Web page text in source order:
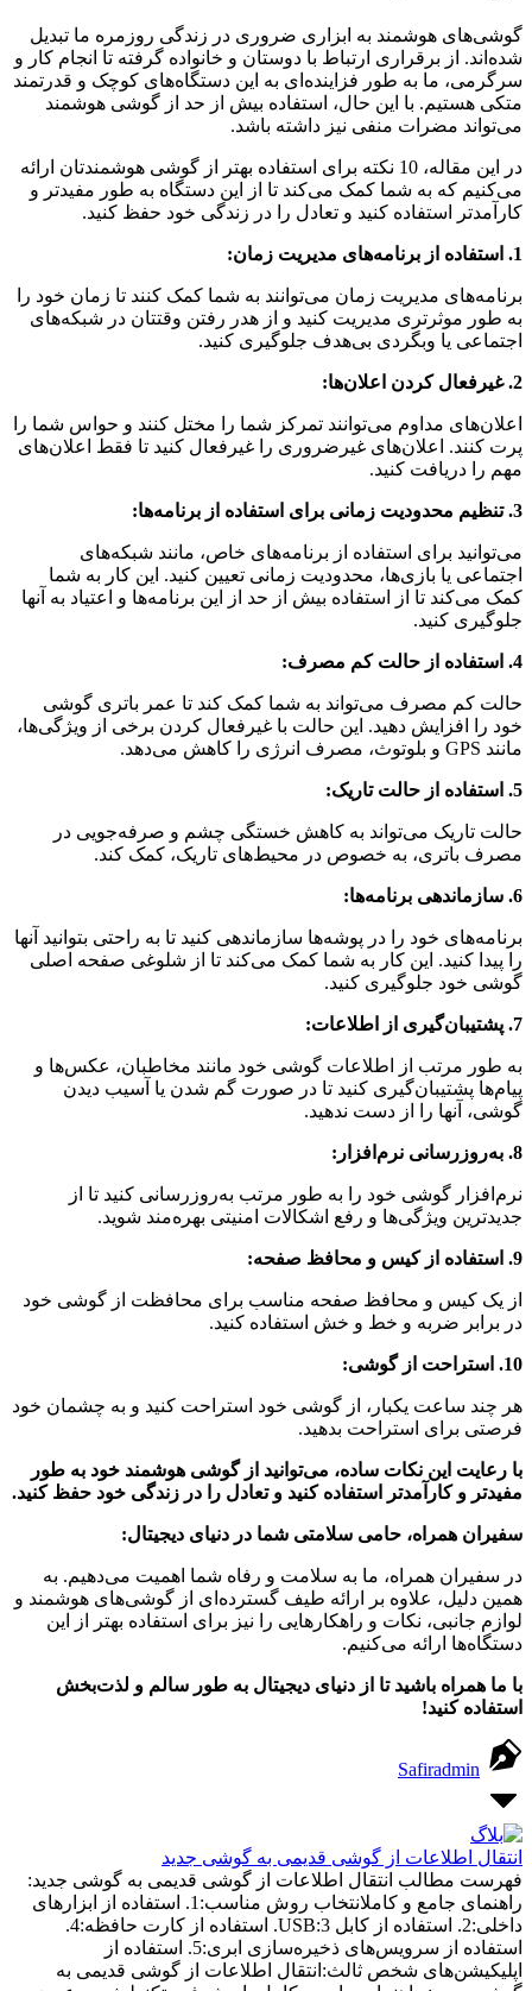
گوشی‌های هوشمند به ابزاری ضروری در زندگی روزمره ما تبدیل
شده‌اند. از برقراری ارتباط با دوستان و خانواده گرفته تا انجام کار و
سرگرمی، ما به طور فزاینده‌ای به این دستگاه‌های کوچک و قدرتمند
متکی هستیم. با این حال، استفاده بیش از حد از گوشی هوشمند
می‌تواند مضرات منفی نیز داشته باشد.
در این مقاله، 10 نکته برای استفاده بهتر از گوشی هوشمندتان ارائه
می‌کنیم که به شما کمک می‌کند تا از این دستگاه به طور مفیدتر و
کارآمدتر استفاده کنید و تعادل را در زندگی خود حفظ کنید.
1. استفاده از برنامه‌های مدیریت زمان:
برنامه‌های مدیریت زمان می‌توانند به شما کمک کنند تا زمان خود را
به طور موثرتری مدیریت کنید و از هدر رفتن وقتتان در شبکه‌های
اجتماعی یا وبگردی بی‌هدف جلوگیری کنید.
2. غیرفعال کردن اعلان‌ها:
اعلان‌های مداوم می‌توانند تمرکز شما را مختل کنند و حواس شما را
پرت کنند. اعلان‌های غیرضروری را غیرفعال کنید تا فقط اعلان‌های
مهم را دریافت کنید.
3. تنظیم محدودیت زمانی برای استفاده از برنامه‌ها:
می‌توانید برای استفاده از برنامه‌های خاص، مانند شبکه‌های
اجتماعی یا بازی‌ها، محدودیت زمانی تعیین کنید. این کار به شما
کمک می‌کند تا از استفاده بیش از حد از این برنامه‌ها و اعتیاد به آنها
جلوگیری کنید.
4. استفاده از حالت کم مصرف:
حالت کم مصرف می‌تواند به شما کمک کند تا عمر باتری گوشی
خود را افزایش دهید. این حالت با غیرفعال کردن برخی از ویژگی‌ها،
مانند GPS و بلوتوث، مصرف انرژی را کاهش می‌دهد.
5. استفاده از حالت تاریک:
حالت تاریک می‌تواند به کاهش خستگی چشم و صرفه‌جویی در
مصرف باتری، به خصوص در محیط‌های تاریک، کمک کند.
6. سازماندهی برنامه‌ها:
برنامه‌های خود را در پوشه‌ها سازماندهی کنید تا به راحتی بتوانید آنها
را پیدا کنید. این کار به شما کمک می‌کند تا از شلوغی صفحه اصلی
گوشی خود جلوگیری کنید.
7. پشتیبان‌گیری از اطلاعات:
به طور مرتب از اطلاعات گوشی خود مانند مخاطبان، عکس‌ها و
پیام‌ها پشتیبان‌گیری کنید تا در صورت گم شدن یا آسیب دیدن
گوشی، آنها را از دست ندهید.
8. به‌روزرسانی نرم‌افزار:
نرم‌افزار گوشی خود را به طور مرتب به‌روزرسانی کنید تا از
جدیدترین ویژگی‌ها و رفع اشکالات امنیتی بهره‌مند شوید.
9. استفاده از کیس و محافظ صفحه:
از یک کیس و محافظ صفحه مناسب برای محافظت از گوشی خود
در برابر ضربه و خط و خش استفاده کنید.
10. استراحت از گوشی:
هر چند ساعت یکبار، از گوشی خود استراحت کنید و به چشمان خود
فرصتی برای استراحت بدهید.
با رعایت این نکات ساده، می‌توانید از گوشی هوشمند خود به طور
مفیدتر و کارآمدتر استفاده کنید و تعادل را در زندگی خود حفظ کنید.
سفیران همراه، حامی سلامتی شما در دنیای دیجیتال:
در سفیران همراه، ما به سلامت و رفاه شما اهمیت می‌دهیم. به
همین دلیل، علاوه بر ارائه طیف گسترده‌ای از گوشی‌های هوشمند و
لوازم جانبی، نکات و راهکارهایی را نیز برای استفاده بهتر از این
دستگاه‌ها ارائه می‌کنیم.
با ما همراه باشید تا از دنیای دیجیتال به طور سالم و لذت‌بخش
استفاده کنید!
Safiradmin
انتقال اطلاعات از گوشی قدیمی به گوشی جدید
فهرست مطالب انتقال اطلاعات از گوشی قدیمی به گوشی جدید:
راهنمای جامع و کاملانتخاب روش مناسب:1. استفاده از ابزارهای
داخلی:2. استفاده از کابل USB:3. استفاده از کارت حافظه:4.
استفاده از سرویس‌های ذخیره‌سازی ابری:5. استفاده از
اپلیکیشن‌های شخص ثالث:انتقال اطلاعات از گوشی قدیمی به